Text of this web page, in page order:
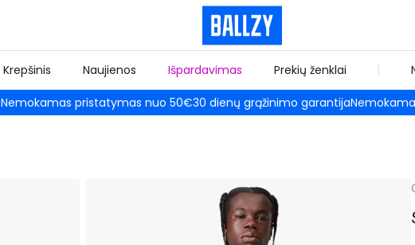
Krepšinis Naujienos Išpardavimas Prekių ženklai
Nemokamas pristatymas nuo 50€30 dienų grąžinimo garantija